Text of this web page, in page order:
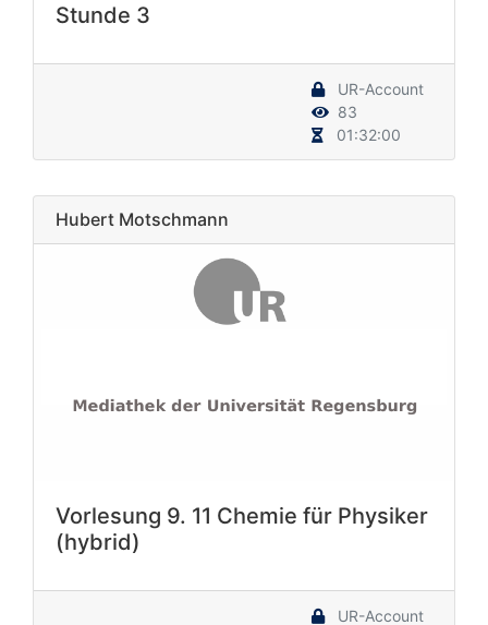
Stunde 3
UR-Account
83
01:32:00
Hubert Motschmann
Vorlesung 9. 11 Chemie für Physiker
(hybrid)
UR-Account